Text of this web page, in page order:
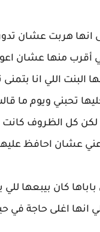
هربت عشان
أقرب منها عشان
اللي انا
تحبني ويوم ما
لكن كل الظروف
عني عشان احافظ
كان بيبعها للي
انها اغلى حاجة في